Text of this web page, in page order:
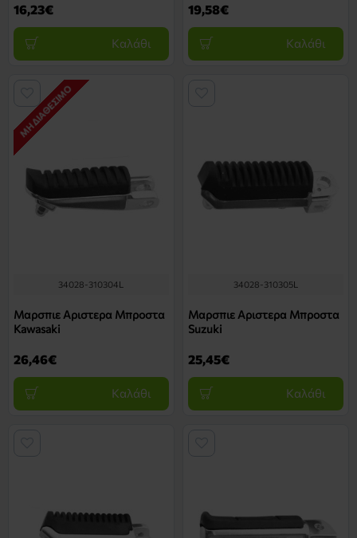
16,23€
Καλάθι
19,58€
Καλάθι
ΜΗ ΔΙΑΘΈΣΙΜΟ
34028-310304L
Μαρσπιε Αριστερα Μπροστα
Kawasaki
26,46€
Καλάθι
34028-310305L
Μαρσπιε Αριστερα Μπροστα
Suzuki
25,45€
Καλάθι